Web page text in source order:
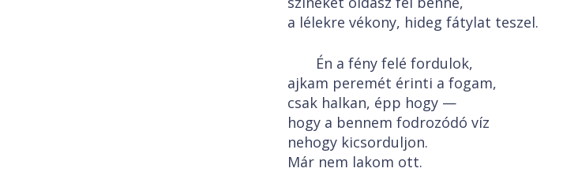
a lélekre vékony, hideg fátylat teszel.
Én a fény felé fordulok,
ajkam peremét érinti a fogam,
csak halkan, épp hogy —
hogy a bennem fodrozódó víz
nehogy kicsorduljon.
Már nem lakom ott.